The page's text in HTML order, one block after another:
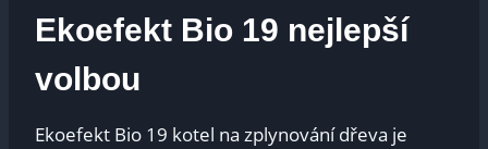
Ekoefekt Bio 19 nejlepší
volbou
Ekoefekt Bio 19 kotel na zplynování dřeva je